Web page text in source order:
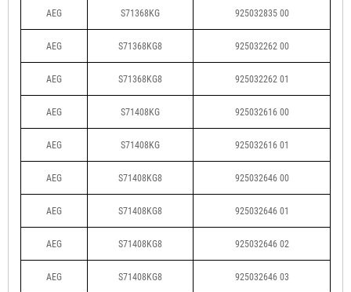
AEG S71368KG 925032835 00
AEG S71368KG8 925032262 00
AEG S71368KG8 925032262 01
AEG S71408KG 925032616 00
AEG S71408KG 925032616 01
AEG S71408KG8 925032646 00
AEG S71408KG8 925032646 01
AEG S71408KG8 925032646 02
AEG S71408KG8 925032646 03